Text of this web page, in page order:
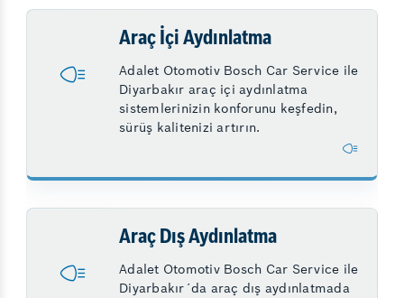
Araç İçi Aydınlatma
Adalet Otomotiv Bosch Car Service ile
Diyarbakır araç içi aydınlatma
sistemlerinizin konforunu keşfedin,
sürüş kalitenizi artırın.
Araç Dış Aydınlatma
Adalet Otomotiv Bosch Car Service ile
Diyarbakır´da araç dış aydınlatmada